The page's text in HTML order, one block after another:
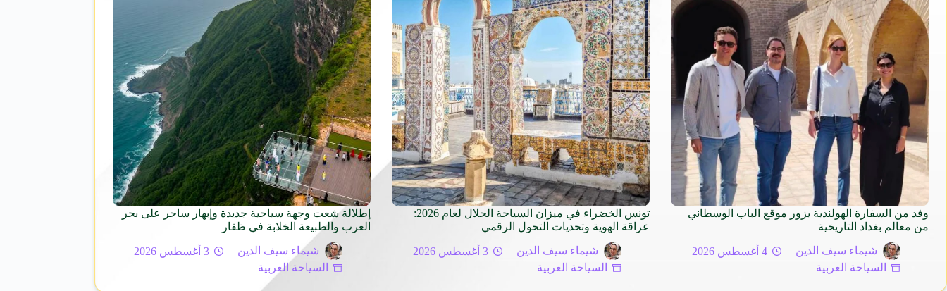
وفد من السفارة الهولندية يزور موقع الباب الوسطاني
من معالم بغداد التاريخية
شيماء سيف الدين
4 أغسطس 2026
السياحة العربية
تونس الخضراء في ميزان السياحة الحلال لعام 2026:
عراقة الهوية وتحديات التحول الرقمي
شيماء سيف الدين
3 أغسطس 2026
السياحة العربية
إطلالة شعت وجهة سياحية جديدة وإبهار ساحر على بحر
العرب والطبيعة الخلابة في ظفار
شيماء سيف الدين
3 أغسطس 2026
السياحة العربية